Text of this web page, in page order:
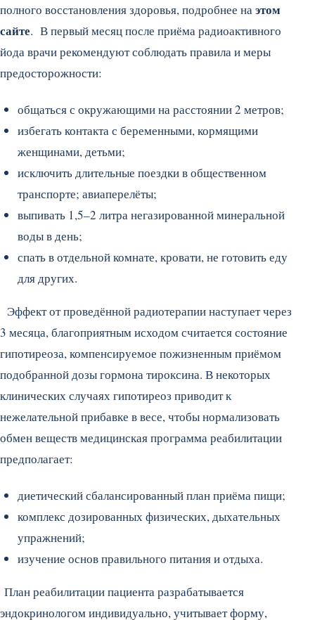
полного восстановления здоровья, подробнее наэтом
сайте. В первый месяц после приёма радиоактивного
йода врачи рекомендуют соблюдать правила и меры
предосторожности:
общаться с окружающими на расстоянии 2 метров;
избегать контакта с беременными, кормящими
женщинами, детьми;
исключить длительные поездки в общественном
транспорте; авиаперелёты;
выпивать 1,5–2 литра негазированной минеральной
воды в день;
спать в отдельной комнате, кровати, не готовить еду
для других.
Эффект от проведённой радиотерапии наступает через
3 месяца, благоприятным исходом считается состояние
гипотиреоза, компенсируемое пожизненным приёмом
подобранной дозы гормона тироксина. В некоторых
клинических случаях гипотиреоз приводит к
нежелательной прибавке в весе, чтобы нормализовать
обмен веществ медицинская программа реабилитации
предполагает:
диетический сбалансированный план приёма пищи;
комплекс дозированных физических, дыхательных
упражнений;
изучение основ правильного питания и отдыха.
План реабилитации пациента разрабатывается
эндокринологом индивидуально, учитывает форму,